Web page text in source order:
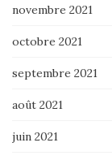
novembre 2021
octobre 2021
septembre 2021
août 2021
juin 2021